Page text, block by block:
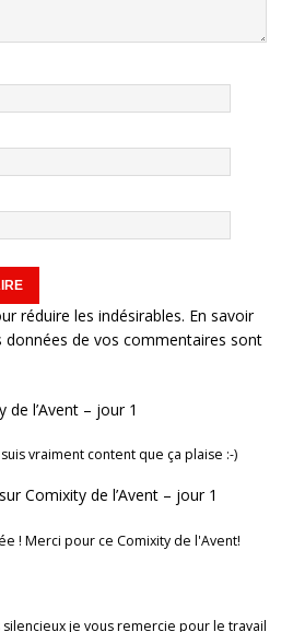
réduire les indésirables. En savoir
données de vos commentaires sont
de l’Avent – jour 1
vraiment content que ça plaise :-)
Comixity de l’Avent – jour 1
! Merci pour ce Comixity de l'Avent!
je vous remercie pour le travail